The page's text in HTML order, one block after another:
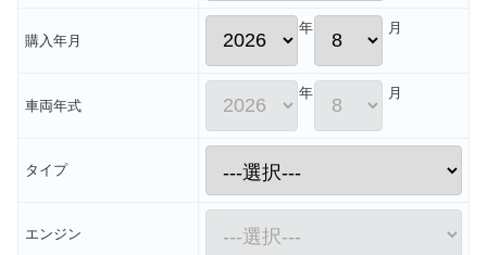
購入年月
年 月
車両年式
年 月
タイプ
エンジン